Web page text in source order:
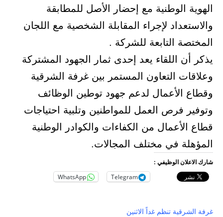
الهوية الوطنية مع إحضار الأصل للمطابقة
والاستعداد لإجراء المقابلة الشخصية مع اللجان
المختصة التابعة للشركة .
يذكر أن اللقاء يعد إحدى ثمار الجهود المشتركة
وعلاقات التعاون المستمر بين غرفة الشرقية
وقطاع الأعمال لدعم جهود توطين الوظائف
وتوفير فرص العمل للمواطنين وتلبية احتياجات
قطاع الأعمال من الكفاءات والكوادر الوطنية
المؤهلة في مختلف المجالات.
شارك الاعلان الوظيفي :
Telegram
WhatsApp
غرفة الشرقية تنظم غداً الاثنين